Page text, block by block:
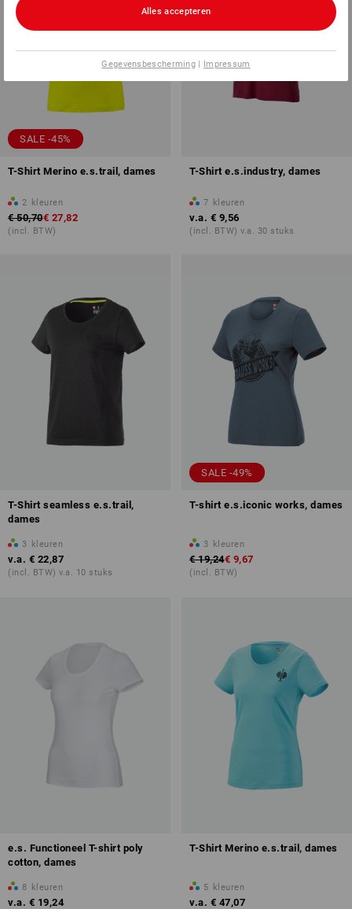
SALE -45%
T-Shirt Merino e.s.trail, dames
2 kleuren
€ 50,70€ 27,82
(incl. BTW)
T-Shirt e.s.industry, dames
7 kleuren
v.a. € 9,56
(incl. BTW) v.a. 30 stuks
T-Shirt seamless e.s.trail,
dames
3 kleuren
v.a. € 22,87
(incl. BTW) v.a. 10 stuks
SALE -49%
T-shirt e.s.iconic works, dames
3 kleuren
€ 19,24€ 9,67
(incl. BTW)
e.s. Functioneel T-shirt poly
cotton, dames
8 kleuren
v.a. € 19,24
T-Shirt Merino e.s.trail, dames
5 kleuren
v.a. € 47,07
Alles accepteren
Gegevensbescherming | Impressum